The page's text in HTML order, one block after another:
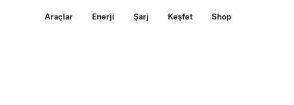
Araçlar Enerji Şarj Keşfet Shop